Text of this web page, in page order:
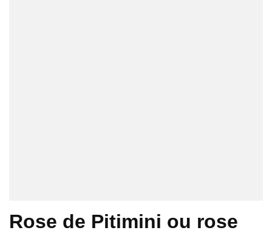
Rose de Pitimini ou rose